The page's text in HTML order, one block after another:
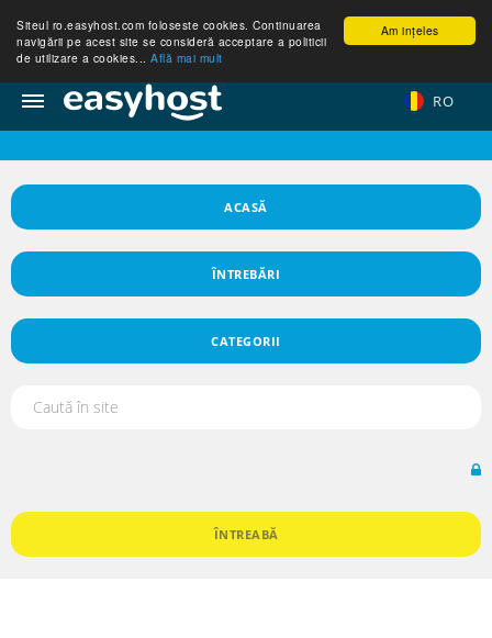
Am ințeles
Siteul ro.easyhost.com foloseste cookies. Continuarea
navigării pe acest site se consideră acceptare a politicii
de utilizare a cookies... Află mai mult
RO
ACASĂ
ÎNTREBĂRI
CATEGORII
ÎNTREABĂ